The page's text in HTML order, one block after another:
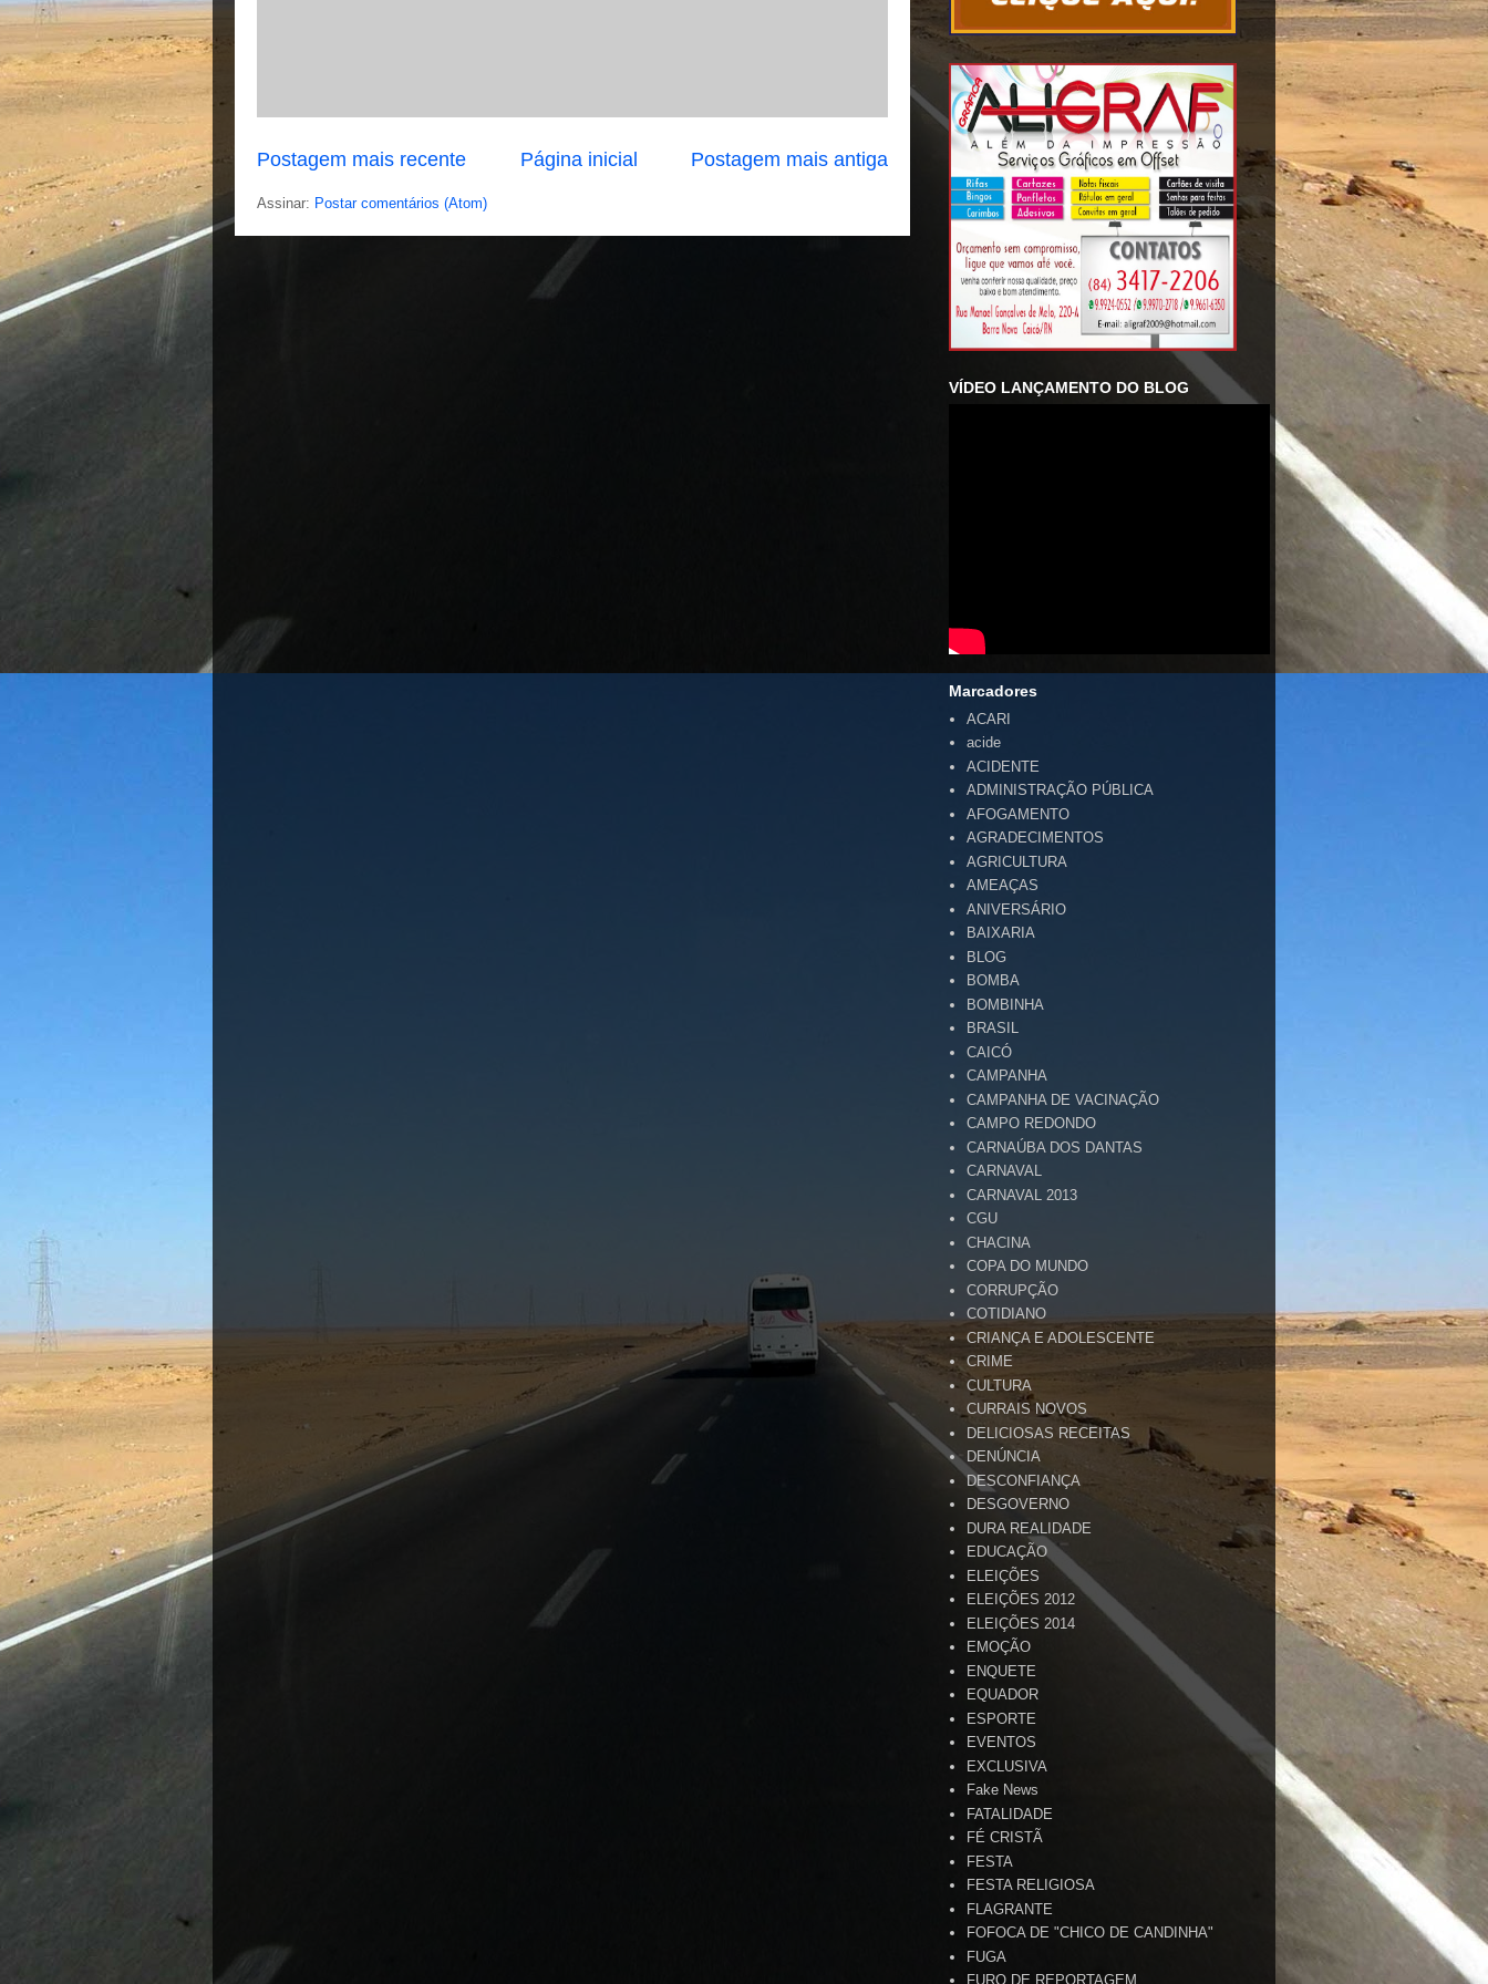
Postagem mais recente Postagem mais antiga
Página inicial
Assinar: Postar comentários (Atom)
VÍDEO LANÇAMENTO DO BLOG
Marcadores
ACARI
acide
ACIDENTE
ADMINISTRAÇÃO PÚBLICA
AFOGAMENTO
AGRADECIMENTOS
AGRICULTURA
AMEAÇAS
ANIVERSÁRIO
BAIXARIA
BLOG
BOMBA
BOMBINHA
BRASIL
CAICÓ
CAMPANHA
CAMPANHA DE VACINAÇÃO
CAMPO REDONDO
CARNAÚBA DOS DANTAS
CARNAVAL
CARNAVAL 2013
CGU
CHACINA
COPA DO MUNDO
CORRUPÇÃO
COTIDIANO
CRIANÇA E ADOLESCENTE
CRIME
CULTURA
CURRAIS NOVOS
DELICIOSAS RECEITAS
DENÚNCIA
DESCONFIANÇA
DESGOVERNO
DURA REALIDADE
EDUCAÇÃO
ELEIÇÕES
ELEIÇÕES 2012
ELEIÇÕES 2014
EMOÇÃO
ENQUETE
EQUADOR
ESPORTE
EVENTOS
EXCLUSIVA
Fake News
FATALIDADE
FÉ CRISTÃ
FESTA
FESTA RELIGIOSA
FLAGRANTE
FOFOCA DE "CHICO DE CANDINHA"
FUGA
FURO DE REPORTAGEM